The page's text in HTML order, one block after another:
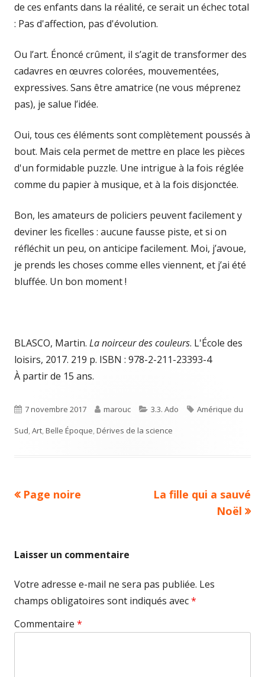
de ces enfants dans la réalité, ce serait un échec total
: Pas d'affection, pas d'évolution.
Ou l’art. Énoncé crûment, il s’agit de transformer des
cadavres en œuvres colorées, mouvementées,
expressives. Sans être amatrice (ne vous méprenez
pas), je salue l’idée.
Oui, tous ces éléments sont complètement poussés à
bout. Mais cela permet de mettre en place les pièces
d'un formidable puzzle. Une intrigue à la fois réglée
comme du papier à musique, et à la fois disjonctée.
Bon, les amateurs de policiers peuvent facilement y
deviner les ficelles : aucune fausse piste, et si on
réfléchit un peu, on anticipe facilement. Moi, j’avoue,
je prends les choses comme elles viennent, et j’ai été
bluffée. Un bon moment !
BLASCO, Martin. La noirceur des couleurs. L'École des
loisirs, 2017. 219 p. ISBN : 978-2-211-23393-4
À partir de 15 ans.
Published
on
7 novembre 2017 Author
marouc Categories
3.3. Ado Tags
Amérique du
Sud,Art,Belle Époque,Dérives de la science
Navigation
l’article
Previous
Page noire
Next
La fille qui a sauvé
Noël
Laisser un commentaire
Votre adresse e-mail ne sera pas publiée. Les
champs obligatoires sont indiqués avec*
Commentaire *